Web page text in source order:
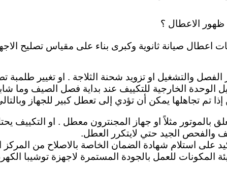
ظهور الاعطال ؟
اعطال صيانة ثانوية وكبرى بناء على مقياس تصليح
الفصل والتشغيل او تزويد شحنة الثلاجة . او تغيير
الوحدة الخارجية للتكييف عند بداية فصل الصيف وما
تم تجاهلها يمكن أن تؤدي إلى تعطل كبير للجهاز
بالموتور مثلاً او جهاز المجنترون معطل . او التكييف
والفحص الجيد حتي لايتكرر العطل.
على استلام شهادة الضمان الخاصة بالاصلاح من
المكونات للعمل بالجودة المستمرة لاجهزة توشيبا